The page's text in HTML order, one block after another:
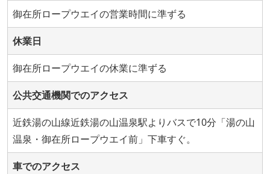
御在所ロープウエイの営業時間に準ずる
休業日
御在所ロープウエイの休業に準ずる
公共交通機関でのアクセス
近鉄湯の山線近鉄湯の山温泉駅よりバスで10分「湯の山
温泉・御在所ロープウエイ前」下車すぐ。
車でのアクセス